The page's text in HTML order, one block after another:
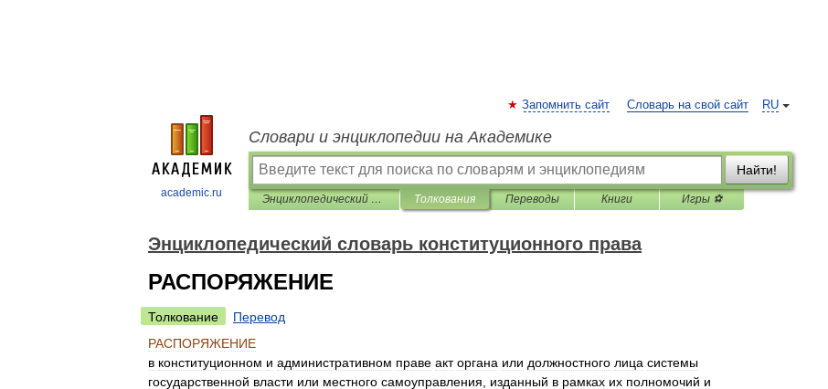
academic.ru
RU
Запомнить сайт Словарь на свой сайт
Словари и энциклопедии на Академике
Найти!
Энциклопедический словарь конституционного права Толкования Переводы Книги Игры ⚽
Энциклопедический словарь конституционного права
РАСПОРЯЖЕНИЕ
Толкование
Перевод
РАСПОРЯЖЕНИЕ
в конституционном и административном праве акт органа или должностного лица системы
государственной власти или местного самоуправления изданный в рамках их полномочий и